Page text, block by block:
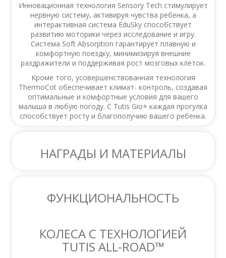
Инновационная технология Sensory Tech стимулирует
нервную систему, активируя чувства ребенка, а
интерактивная система EduSky способствует
развитию моторики через исследование и игру.
Система Soft Absorption гарантирует плавную и
комфортную поездку, минимизируя внешние
раздражители и поддерживая рост мозговых клеток.
Кроме того, усовершенствованная технология
ThermoCot обеспечивает климат- контроль, создавая
оптимальные и комфортные условия для вашего
малыша в любую погоду. С Tutis Gio+ каждая прогулка
способствует росту и благополучию вашего ребенка.
НАГРАДЫ И МАТЕРИАЛЫ
ФУНКЦИОНАЛЬНОСТЬ
КОЛЕСА С ТЕХНОЛОГИЕЙ
TUTIS ALL-ROAD™